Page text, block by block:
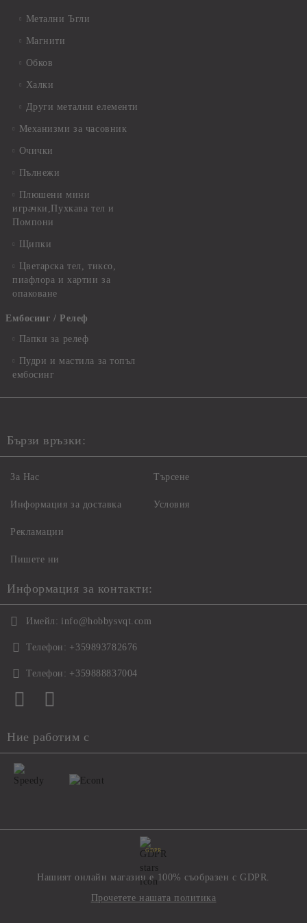
Метални Ъгли
Магнити
Обков
Халки
Други метални елементи
Механизми за часовник
Очички
Пълнежи
Плюшени мини
играчки,Пухкава тел и
Помпони
Щипки
Цветарска тел, тиксо,
пиафлора и хартии за
опаковане
Ембосинг / Релеф
Папки за релеф
Пудри и мастила за топъл
ембосинг
Бързи връзки:
За Нас
Информация за доставка
Рекламации
Пишете ни
Търсене
Условия
Информация за контакти:
Имейл: info@hobbysvqt.com
Телефон: +359893782676
Телефон: +359888837004
Ние работим с
GDPR
Нашият онлайн магазин е 100% съобразен с GDPR.
Прочетете нашата политика